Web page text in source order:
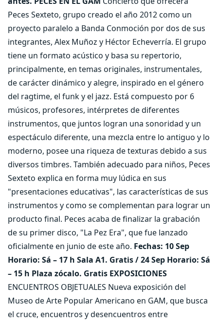
Peces Sexteto, grupo creado el año 2012 como un
proyecto paralelo a Banda Conmoción por dos de sus
integrantes, Alex Muñoz y Héctor Echeverría. El grupo
tiene un formato acústico y basa su repertorio,
principalmente, en temas originales, instrumentales,
de carácter dinámico y alegre, inspirado en el género
del ragtime, el funk y el jazz. Está compuesto por 6
músicos, profesores, intérpretes de diferentes
instrumentos, que juntos logran una sonoridad y un
espectáculo diferente, una mezcla entre lo antiguo y lo
moderno, posee una riqueza de texturas debido a sus
diversos timbres. También adecuado para niños, Peces
Sexteto explica en forma muy lúdica en sus
"presentaciones educativas", las características de sus
instrumentos y como se complementan para lograr un
producto final. Peces acaba de finalizar la grabación
de su primer disco, "La Pez Era", que fue lanzado
oficialmente en junio de este año. Fechas: 10 Sep
Horario: Sá – 17 h Sala A1. Gratis / 24 Sep Horario: Sá
– 15 h Plaza zócalo. Gratis EXPOSICIONES
ENCUENTROS OBJETUALES Nueva exposición del
Museo de Arte Popular Americano en GAM, que busca
el cruce, encuentros y desencuentros entre